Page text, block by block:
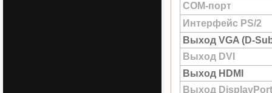
COM-порт
Интерфейс PS/2
Выход VGA (D-
Выход DVI
Выход HDMI
Выход DisplayPort